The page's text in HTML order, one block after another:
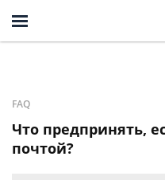
FAQ
Что предпринять,
почтой?